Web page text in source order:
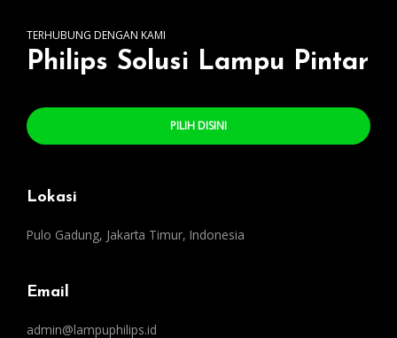
TERHUBUNG DENGAN KAMI
Philips Solusi Lampu Pintar
PILIH DISINI
Lokasi
Pulo Gadung, Jakarta Timur, Indonesia
Email
admin@lampuphilips.id